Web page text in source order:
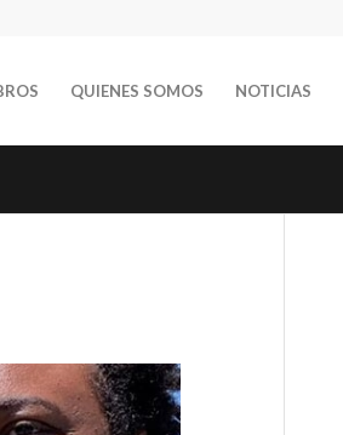
QUIENES SOMOS NOTICIAS